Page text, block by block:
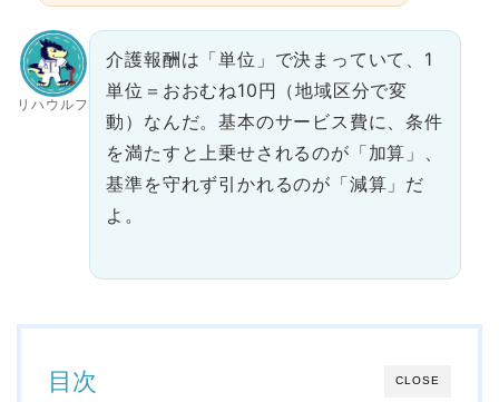
リハウルフ
介護報酬は「単位」で決まっていて、1
単位＝おおむね10円（地域区分で変
動）なんだ。基本のサービス費に、条件
を満たすと上乗せされるのが「加算」、
基準を守れず引かれるのが「減算」だ
よ。
CLOSE
目次